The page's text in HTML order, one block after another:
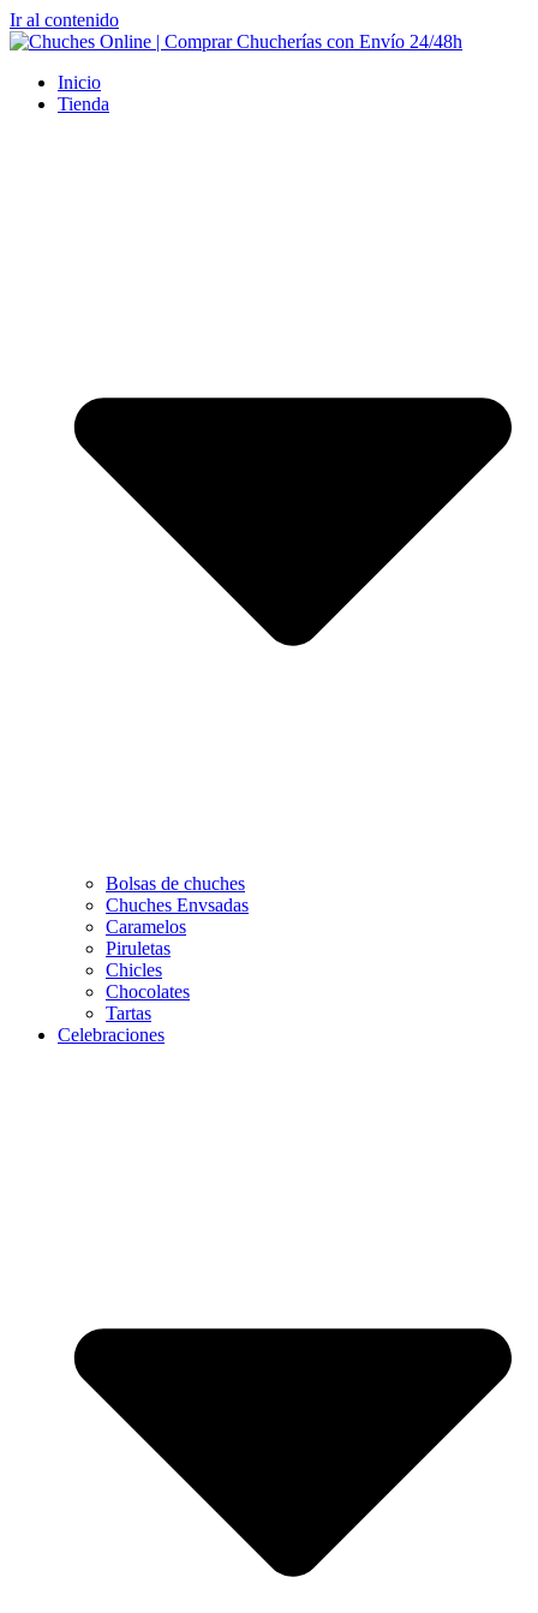
Ir al contenido
Inicio
Tienda
Bolsas de chuches
Chuches Envsadas
Caramelos
Piruletas
Chicles
Chocolates
Tartas
Celebraciones